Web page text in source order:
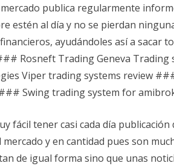
publica regularmente
estén al día y no se pierdan
ayudándoles así a sacar
Rosneft Trading Geneva Trading
Viper trading systems review
Swing trading system for
fácil tener casi cada día
y en cantidad pues son
de igual forma sino que unas